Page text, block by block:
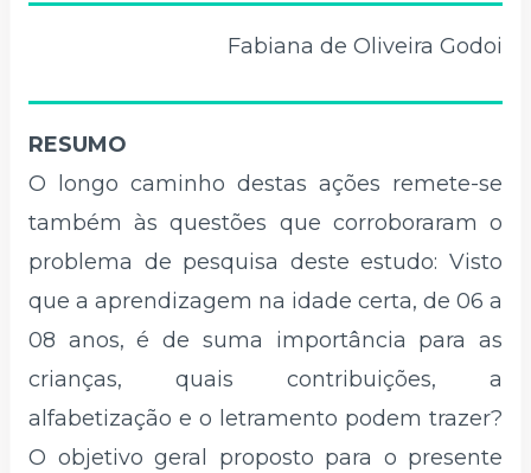
Fabiana de Oliveira Godoi
RESUMO
O longo caminho destas ações remete-se
também às questões que corroboraram o
problema de pesquisa deste estudo: Visto
que a aprendizagem na idade certa, de 06 a
08 anos, é de suma importância para as
crianças, quais contribuições, a
alfabetização e o letramento podem trazer?
O objetivo geral proposto para o presente